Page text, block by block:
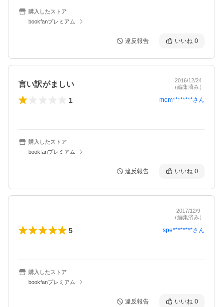
購入したストア
bookfanプレミアム
違反報告 いいね 0
言い訳がましい
2016/12/24
（編集済み）
1 mom********さん
購入したストア
bookfanプレミアム
違反報告 いいね 0
2017/12/9
（編集済み）
5 spe********さん
購入したストア
bookfanプレミアム
違反報告 いいね 0